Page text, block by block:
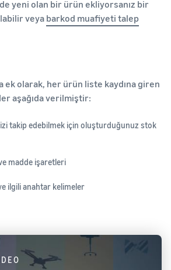
yeni olan bir ürün ekliyorsanız bir
veya barkod muafiyeti talep
ek olarak, her ürün liste kaydına giren
aşağıda verilmiştir:
takip edebilmek için oluşturduğunuz stok
madde işaretleri
ilgili anahtar kelimeler